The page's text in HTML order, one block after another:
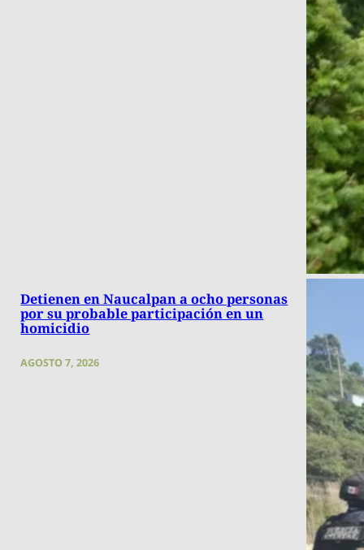
Detienen en Naucalpan a ocho personas
por su probable participación en un
homicidio
AGOSTO 7, 2026